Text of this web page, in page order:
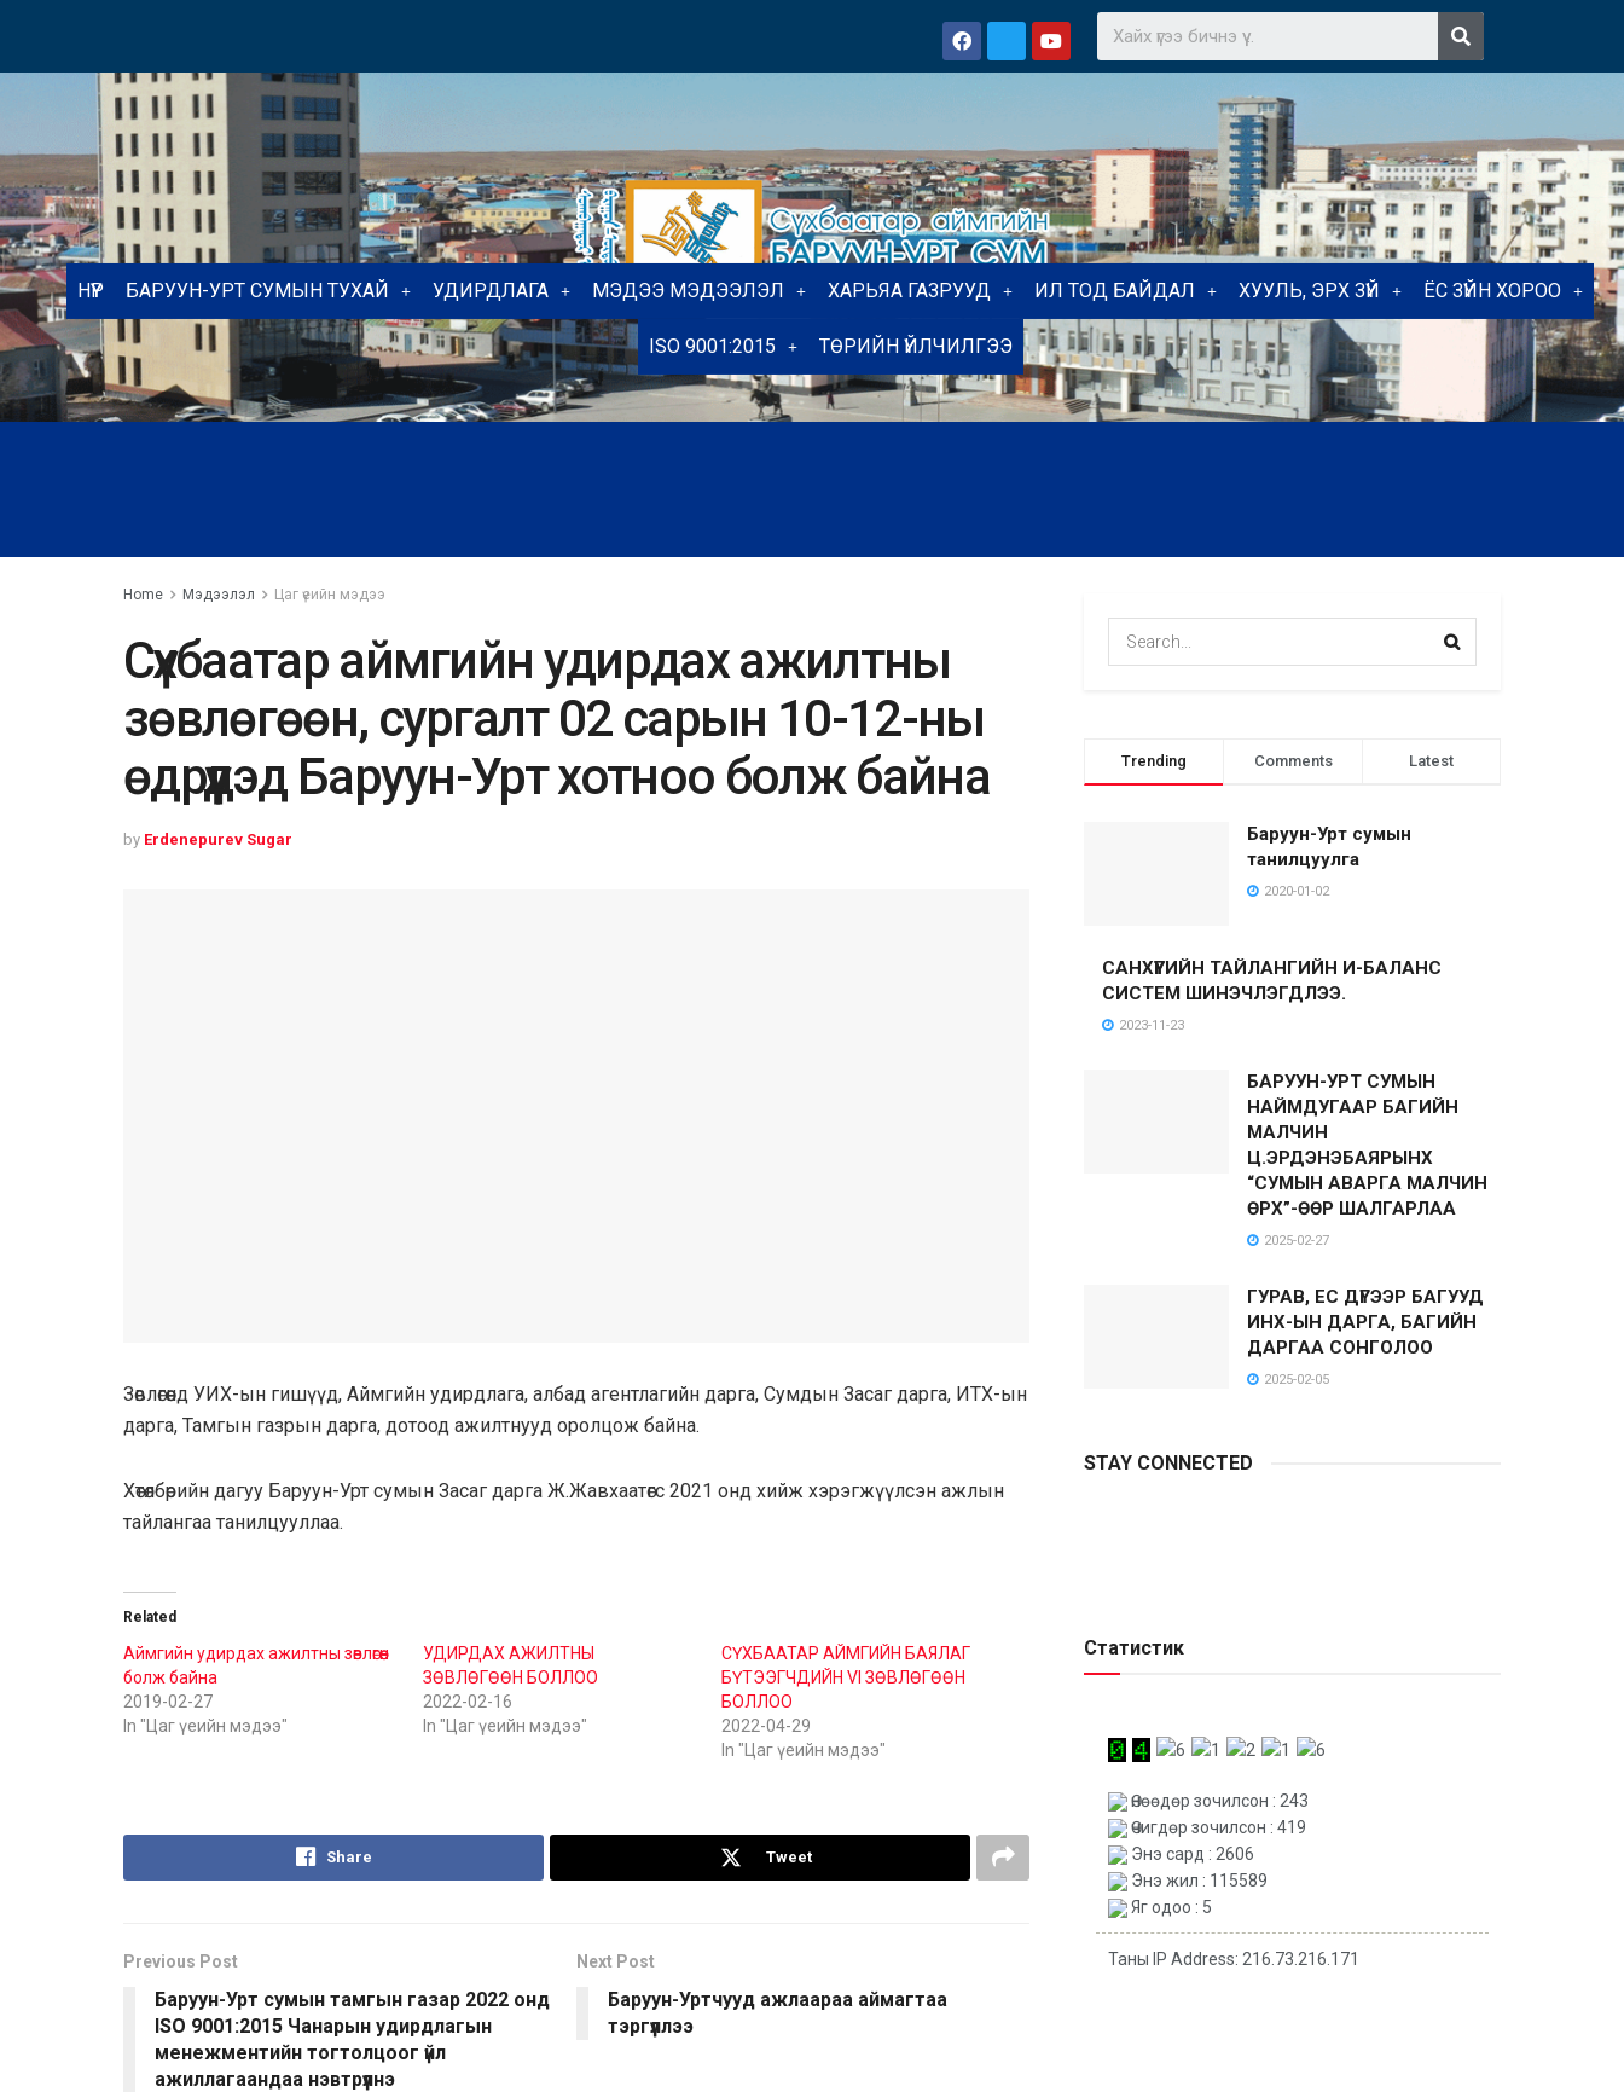
НҮҮР БАРУУН-УРТ СУМЫН ТУХАЙ УДИРДЛАГА МЭДЭЭ МЭДЭЭЛЭЛ ХАРЬЯА ГАЗРУУД ИЛ ТОД БАЙДАЛ ХУУЛЬ, ЭРХ ЗҮЙ ЁС ЗҮЙН ХОРОО
ISO 9001:2015 ТӨРИЙН ҮЙЛЧИЛГЭЭ
Home Мэдээлэл Цаг үеийн мэдээ
Сүхбаатар аймгийн удирдах ажилтны
зөвлөгөөн, сургалт 02 сарын 10-12-ны
өдрүүдэд Баруун-Урт хотноо болж байна
by Erdenepurev Sugar
Зөвлөгөөнд УИХ-ын гишүүд, Аймгийн удирдлага, албад агентлагийн дарга, Сумдын Засаг дарга, ИТХ-ын
дарга, Тамгын газрын дарга, дотоод ажилтнууд оролцож байна.
Хөтөлбөрийн дагуу Баруун-Урт сумын Засаг дарга Ж.Жавхаатөгс 2021 онд хийж хэрэгжүүлсэн ажлын
тайлангаа танилцууллаа.
Related
Аймгийн удирдах ажилтны зөвлөгөөн
болж байна
2019-02-27
In "Цаг үеийн мэдээ"
УДИРДАХ АЖИЛТНЫ
ЗӨВЛӨГӨӨН БОЛЛОО
2022-02-16
In "Цаг үеийн мэдээ"
СҮХБААТАР АЙМГИЙН БАЯЛАГ
БҮТЭЭГЧДИЙН VI ЗӨВЛӨГӨӨН
БОЛЛОО
2022-04-29
In "Цаг үеийн мэдээ"
Share Tweet
Previous Post
Баруун-Урт сумын тамгын газар 2022 онд
ISO 9001:2015 Чанарын удирдлагын
менежментийн тогтолцоог үйл
ажиллагаандаа нэвтрүүлнэ
Next Post
Баруун-Уртчууд ажлаараа аймагтаа
тэргүүллээ
Trending Comments Latest
Баруун-Урт сумын
танилцуулга
2020-01-02
САНХҮҮГИЙН ТАЙЛАНГИЙН И-БАЛАНС
СИСТЕМ ШИНЭЧЛЭГДЛЭЭ.
2023-11-23
БАРУУН-УРТ СУМЫН
НАЙМДУГААР БАГИЙН
МАЛЧИН
Ц.ЭРДЭНЭБАЯРЫНХ
“СУМЫН АВАРГА МАЛЧИН
ӨРХ”-ӨӨР ШАЛГАРЛАА
2025-02-27
ГУРАВ, ЕС ДҮГЭЭР БАГУУД
ИНХ-ЫН ДАРГА, БАГИЙН
ДАРГАА СОНГОЛОО
2025-02-05
STAY CONNECTED
Статистик
Өнөөдөр зочилсон : 243
Өчигдөр зочилсон : 419
Энэ сард : 2606
Энэ жил : 115589
Яг одоо : 5
Таны IP Address: 216.73.216.171